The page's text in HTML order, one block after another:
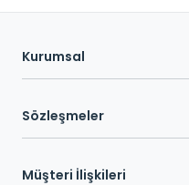
Kurumsal
Sözleşmeler
Müşteri İlişkileri